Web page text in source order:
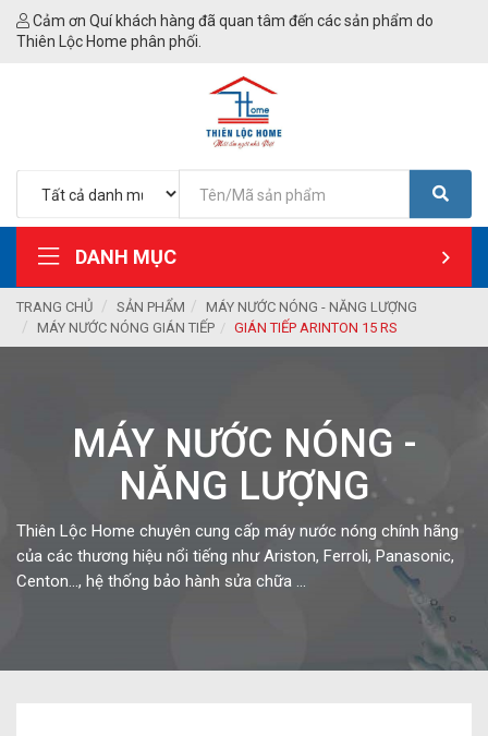
Cảm ơn Quí khách hàng đã quan tâm đến các sản phẩm do
Thiên Lộc Home phân phối.
DANH MỤC
TRANG CHỦ SẢN PHẨM
MÁY NƯỚC NÓNG - NĂNG LƯỢNG
MÁY NƯỚC NÓNG GIÁN TIẾP
GIÁN TIẾP ARINTON 15 RS
MÁY NƯỚC NÓNG -
NĂNG LƯỢNG
Thiên Lộc Home chuyên cung cấp máy nước nóng chính hãng
của các thương hiệu nổi tiếng như Ariston, Ferroli, Panasonic,
Centon…, hệ thống bảo hành sửa chữa ...